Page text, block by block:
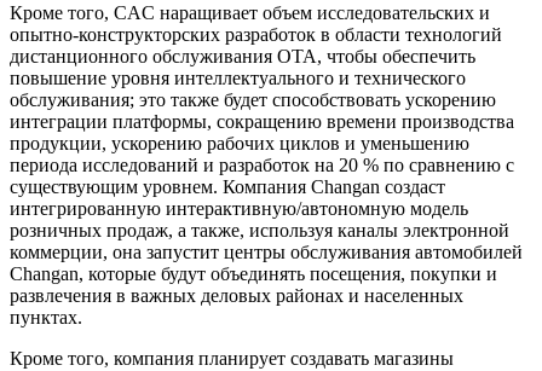
Кроме того, CAC наращивает объем исследовательских и
опытно-конструкторских разработок в области технологий
дистанционного обслуживания OTA, чтобы обеспечить
повышение уровня интеллектуального и технического
обслуживания; это также будет способствовать ускорению
интеграции платформы, сокращению времени производства
продукции, ускорению рабочих циклов и уменьшению
периода исследований и разработок на 20 % по сравнению с
существующим уровнем. Компания Changan создаст
интегрированную интерактивную/автономную модель
розничных продаж, а также, используя каналы электронной
коммерции, она запустит центры обслуживания автомобилей
Changan, которые будут объединять посещения, покупки и
развлечения в важных деловых районах и населенных
пунктах.
Кроме того, компания планирует создавать магазины